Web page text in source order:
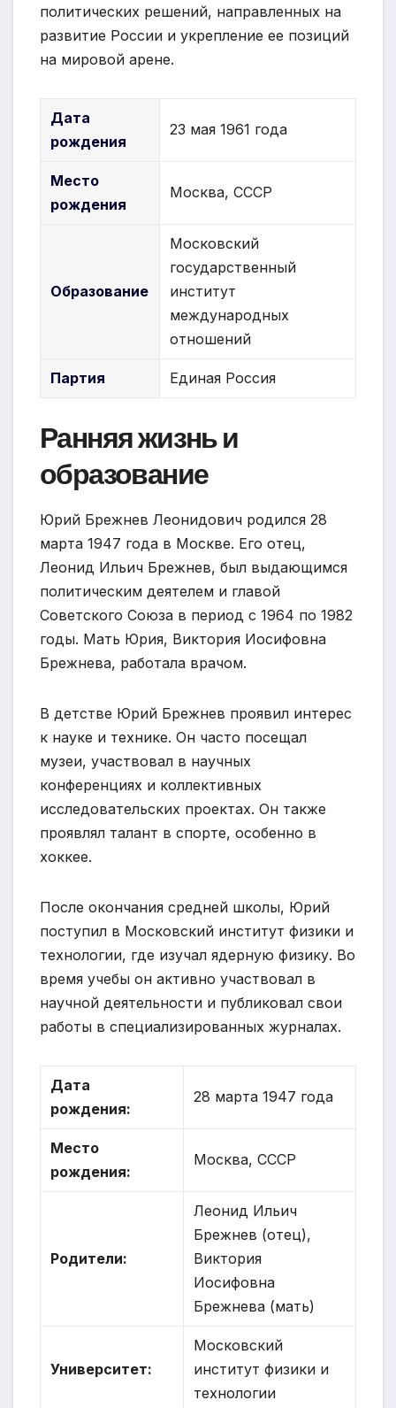
политических решений, направленных на
развитие России и укрепление ее позиций
на мировой арене.
Дата
рождения
23 мая 1961 года
Место
рождения
Москва, СССР
Образование
Московский
государственный
институт
международных
отношений
Партия Единая Россия
Ранняя жизнь и
образование
Юрий Брежнев Леонидович родился 28
марта 1947 года в Москве. Его отец,
Леонид Ильич Брежнев, был выдающимся
политическим деятелем и главой
Советского Союза в период с 1964 по 1982
годы. Мать Юрия, Виктория Иосифовна
Брежнева, работала врачом.
В детстве Юрий Брежнев проявил интерес
к науке и технике. Он часто посещал
музеи, участвовал в научных
конференциях и коллективных
исследовательских проектах. Он также
проявлял талант в спорте, особенно в
хоккее.
После окончания средней школы, Юрий
поступил в Московский институт физики и
технологии, где изучал ядерную физику. Во
время учебы он активно участвовал в
научной деятельности и публиковал свои
работы в специализированных журналах.
Дата
рождения:
28 марта 1947 года
Место
рождения:
Москва, СССР
Родители:
Леонид Ильич
Брежнев (отец),
Виктория
Иосифовна
Брежнева (мать)
Университет:
Московский
институт физики и
технологии